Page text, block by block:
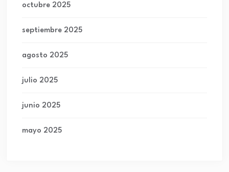
octubre 2025
septiembre 2025
agosto 2025
julio 2025
junio 2025
mayo 2025